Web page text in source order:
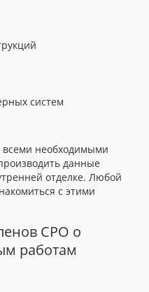
систем
всеми необходимыми
данные
отделке. Любой
с этими
СРО о
работам